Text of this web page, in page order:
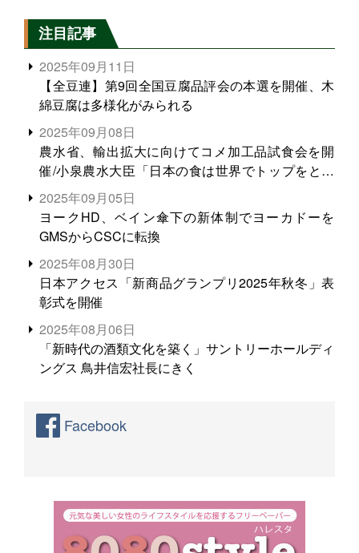
注目記事
2025年09月11日
【全豆連】第9回全国豆腐品評会の本選を開催、木
綿豆腐は多様化がみられる
2025年09月08日
農水省、輸出拡大に向けてコメ加工品試食会を開
催/小泉農水大臣「日本の食は世界でトップをとれ
る。米増産に向けて、米輸出需要の拡大を」
2025年09月05日
ヨークHD、ベイン傘下の新体制でヨーカドーを
GMSからCSCに転換
2025年08月30日
日本アクセス「新商品グランプリ2025年秋冬」表
彰式を開催
2025年08月06日
「新時代の酒類文化を築く」サントリーホールディ
ングス 鳥井信宏社長にきく
Facebook